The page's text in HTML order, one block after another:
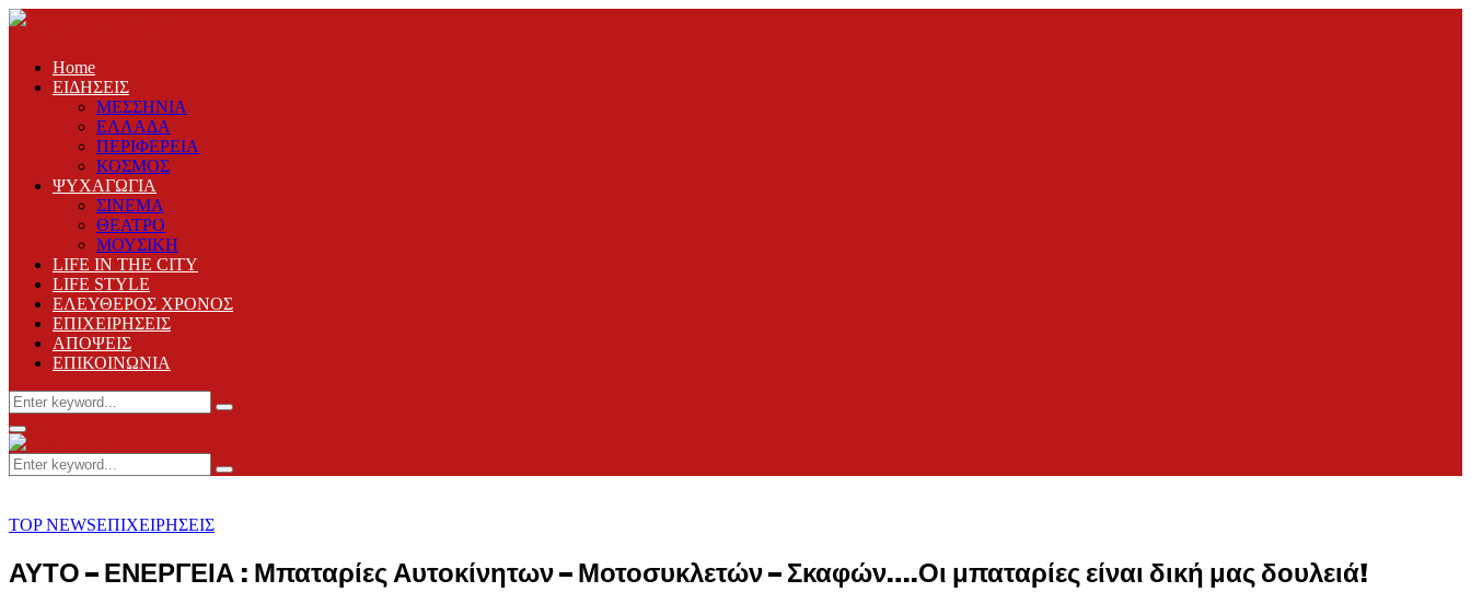
Home
ΕΙΔΗΣΕΙΣ
ΜΕΣΣΗΝΙΑ
ΕΛΛΑΔΑ
ΠΕΡΙΦΕΡΕΙΑ
ΚΟΣΜΟΣ
ΨΥΧΑΓΩΓΙΑ
ΣΙΝΕΜΑ
ΘΕΑΤΡΟ
ΜΟΥΣΙΚΗ
LIFE IN THE CITY
LIFE STYLE
ΕΛΕΥΘΕΡΟΣ ΧΡΟΝΟΣ
ΕΠΙΧΕΙΡΗΣΕΙΣ
ΑΠΟΨΕΙΣ
ΕΠΙΚΟΙΝΩΝΙΑ
Search
for:
Search
Primary
Menu
Search
for:
Search
TOP NEWSΕΠΙΧΕΙΡΗΣΕΙΣ
ΑΥΤΟ – ΕΝΕΡΓΕΙΑ : Μπαταρίες Αυτοκίνητων – Μοτοσυκλετών – Σκαφών….Οι μπαταρίες είναι δική μας δουλειά!